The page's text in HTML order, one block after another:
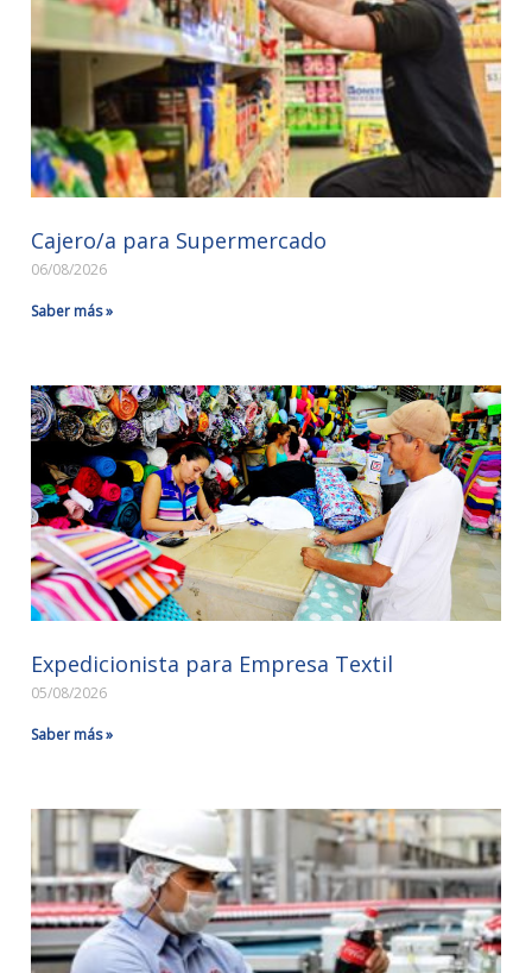
Cajero/a para Supermercado
06/08/2026
Saber más »
Expedicionista para Empresa Textil
05/08/2026
Saber más »